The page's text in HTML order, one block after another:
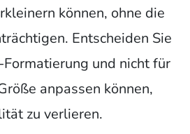
können, ohne die
Entscheiden Sie
Formatierung und nicht für
anpassen können,
zu verlieren.